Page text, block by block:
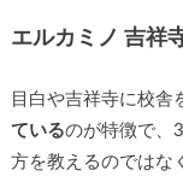
エルカミノ 吉祥
目白や吉祥寺に校舎
ているのが特徴で、
方を教えるのではな